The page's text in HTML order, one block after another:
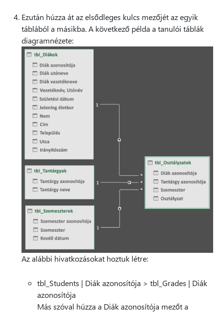
Ezután húzza át az elsődleges kulcs mezőjét az egyik
táblából a másikba. A következő példa a tanulói táblák
diagramnézete:
Az alábbi hivatkozásokat hoztuk létre:
tbl_Students | Diák azonosítója > tbl_Grades | Diák
azonosítója
Más szóval húzza a Diák azonosítója mezőt a